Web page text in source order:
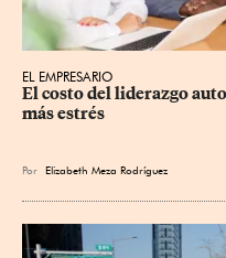
EL EMPRESARIO
El costo del liderazgo
más estrés
Por Elizabeth Meza Rodríguez